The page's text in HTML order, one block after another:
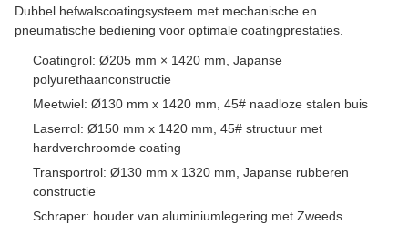
Dubbel hefwalscoatingsysteem met mechanische en
pneumatische bediening voor optimale coatingprestaties.
Coatingrol: Ø205 mm × 1420 mm, Japanse
polyurethaanconstructie
Meetwiel: Ø130 mm x 1420 mm, 45# naadloze stalen buis
Laserrol: Ø150 mm x 1420 mm, 45# structuur met
hardverchroomde coating
Transportrol: Ø130 mm x 1320 mm, Japanse rubberen
constructie
Schraper: houder van aluminiumlegering met Zweeds